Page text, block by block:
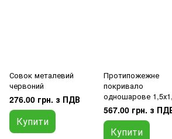
Совок металевий
червоний
276.00 грн. з ПДВ
Купити
Протипожежне
покривало
одношарове
567.00 грн. з
Купити